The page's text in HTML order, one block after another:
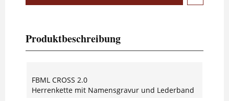
Produktbeschreibung
FBML CROSS 2.0
Herrenkette mit Namensgravur und Lederband